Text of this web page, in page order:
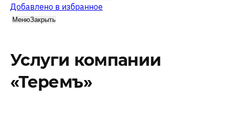
Добавлено в избранное
МенюЗакрыть
Услуги компании
«Теремъ»